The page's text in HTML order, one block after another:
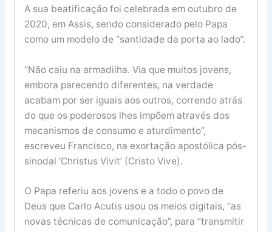
A sua beatificação foi celebrada em outubro de
2020, em Assis, sendo considerado pelo Papa
como um modelo de “santidade da porta ao lado”.
“Não caiu na armadilha. Via que muitos jovens,
embora parecendo diferentes, na verdade
acabam por ser iguais aos outros, correndo atrás
do que os poderosos lhes impõem através dos
mecanismos de consumo e aturdimento”,
escreveu Francisco, na exortação apostólica pós-
sinodal ‘Christus Vivit’ (Cristo Vive).
O Papa referiu aos jovens e a todo o povo de
Deus que Carlo Acutis usou os meios digitais, “as
novas técnicas de comunicação”, para “transmitir